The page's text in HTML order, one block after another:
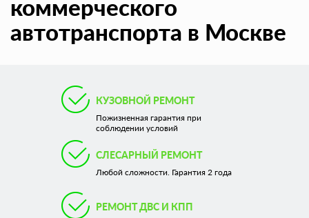
коммерческого
автотранспорта в Москве
КУЗОВНОЙ РЕМОНТ
Пожизненная гарантия при
соблюдении условий
СЛЕСАРНЫЙ РЕМОНТ
Любой сложности. Гарантия 2 года
РЕМОНТ ДВС И КПП